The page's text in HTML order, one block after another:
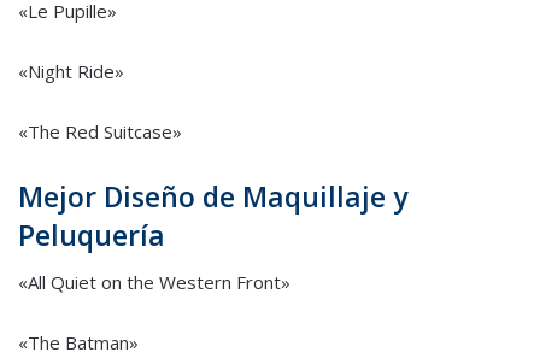
«Le Pupille»
«Night Ride»
«The Red Suitcase»
Mejor Diseño de Maquillaje y
Peluquería
«All Quiet on the Western Front»
«The Batman»